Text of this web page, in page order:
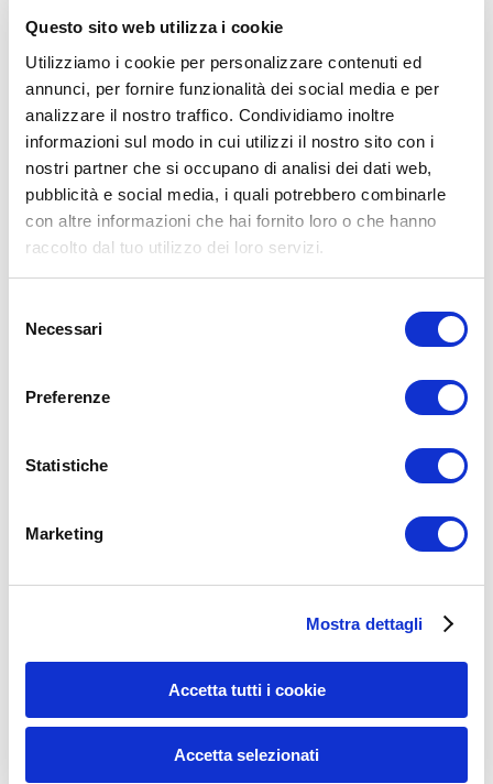
Questo sito web utilizza i cookie
Utilizziamo i cookie per personalizzare contenuti ed
annunci, per fornire funzionalità dei social media e per
analizzare il nostro traffico. Condividiamo inoltre
informazioni sul modo in cui utilizzi il nostro sito con i
nostri partner che si occupano di analisi dei dati web,
pubblicità e social media, i quali potrebbero combinarle
con altre informazioni che hai fornito loro o che hanno
raccolto dal tuo utilizzo dei loro servizi.
delNecessari
Preferenze
Statistiche
Marketing
Mostra dettagli
Accetta tutti i cookie
Accetta selezionati
ALLENATI CON ME!
15WORKOUT
Allenamento aerobico(16)
Allenamento Braccia(9)
Allenamento Donne(75)